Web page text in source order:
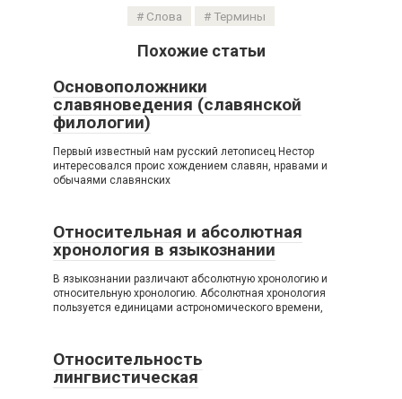
Слова Термины
Похожие статьи
Основоположники
славяноведения (славянской
филологии)
Первый известный нам русский летописец Нестор
интересовался проис хождением славян, нравами и
обычаями славянских
Относительная и абсолютная
хронология в языкознании
В языкознании различают абсолютную хронологию и
относительную хронологию. Абсолютная хронология
пользуется единицами астрономического времени,
Относительность
лингвистическая